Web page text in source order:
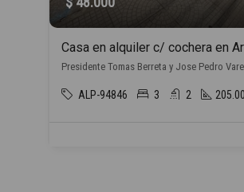
Casa en alquiler c/ cochera en
ALP-94846 3 2 205.00